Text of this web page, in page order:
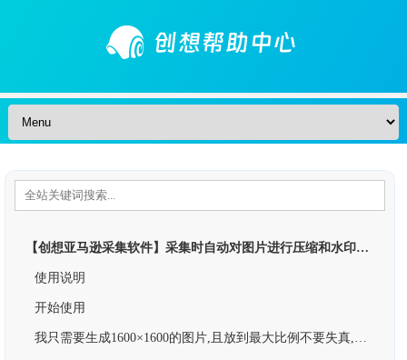
Skip to content
【创想亚马逊采集软件】采集时自动对图片进行压缩和水印处理
使用说明
开始使用
我只需要生成1600×1600的图片,且放到最大比例不要失真,怎么操作?